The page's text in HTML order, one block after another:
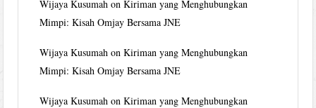
Wijaya Kusumah onKiriman yang Menghubungkan
Mimpi: Kisah Omjay Bersama JNE
Wijaya Kusumah onKiriman yang Menghubungkan
Mimpi: Kisah Omjay Bersama JNE
Wijaya Kusumah onKiriman yang Menghubungkan